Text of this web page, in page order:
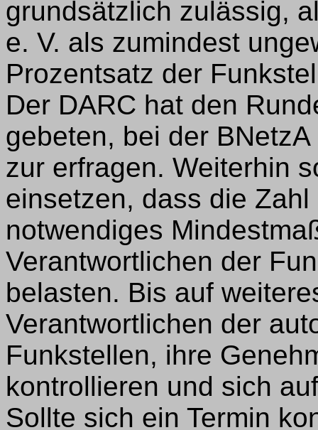
grundsätzlich zulässig,
e. V. als zumindest
Prozentsatz der
Der DARC hat den
gebeten, bei der
zur erfragen. Weiterhin
einsetzen, dass die
notwendiges
Verantwortlichen der
belasten. Bis auf
Verantwortlichen der
Funkstellen, ihre
kontrollieren und sich
Sollte sich ein Termin